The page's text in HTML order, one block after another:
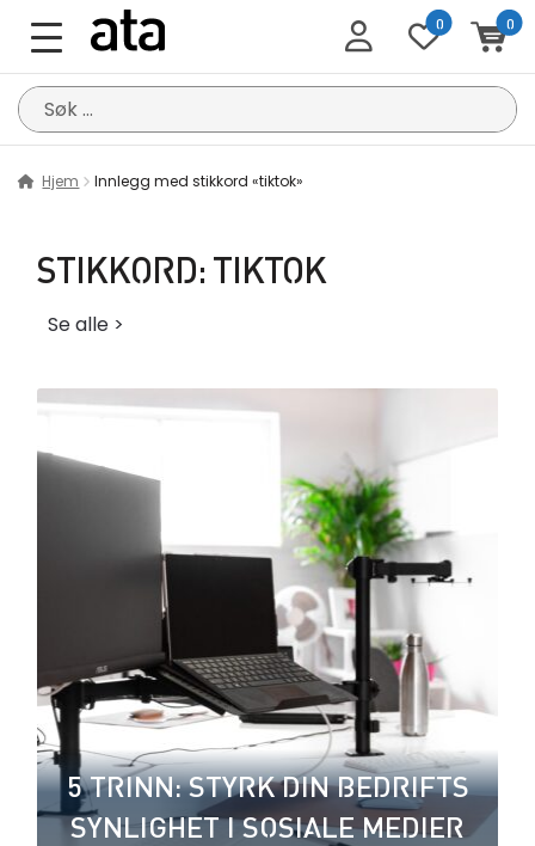
0 0
Søk
etter:
Hjem Innlegg med stikkord «tiktok»
STIKKORD: TIKTOK
Se alle >
5 TRINN: STYRK DIN BEDRIFTS
SYNLIGHET I SOSIALE MEDIER